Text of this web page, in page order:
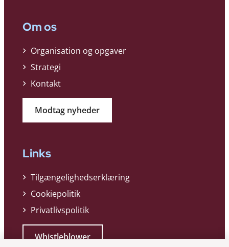
Om os
Organisation og opgaver
Strategi
Kontakt
Modtag nyheder
Links
Tilgængelighedserklæring
Cookiepolitik
Privatlivspolitik
Whistleblower